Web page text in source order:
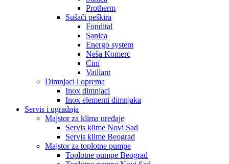
Protherm
Sušači peškira
Fondital
Sanica
Energo system
Neša Komerc
Cini
Vaillant
Dimnjaci i oprema
Inox dimnjaci
Inox elementi dimnjaka
Servis i ugradnja
Majstor za klima uređaje
Servis klime Novi Sad
Servis klime Beograd
Majstor za toplotne pumpe
Toplotne pumpe Beograd